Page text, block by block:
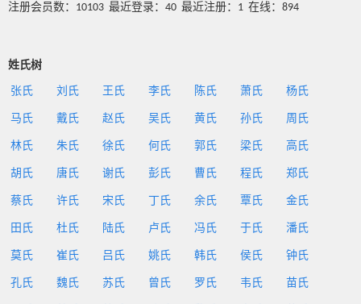
注册会员数：10103 最近登录：40 最近注册：1 在线：894
姓氏树
张氏 刘氏 王氏 李氏 陈氏 萧氏 杨氏
马氏 戴氏 赵氏 吴氏 黄氏 孙氏 周氏
林氏 朱氏 徐氏 何氏 郭氏 梁氏 高氏
胡氏 唐氏 谢氏 彭氏 曹氏 程氏 郑氏
蔡氏 许氏 宋氏 丁氏 余氏 覃氏 金氏
田氏 杜氏 陆氏 卢氏 冯氏 于氏 潘氏
莫氏 崔氏 吕氏 姚氏 韩氏 侯氏 钟氏
孔氏 魏氏 苏氏 曾氏 罗氏 韦氏 苗氏